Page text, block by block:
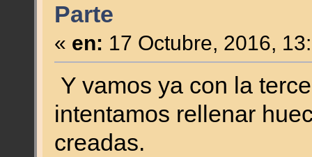
Parte
« en: 17 Octubre, 2016,
Y vamos ya con la
intentamos rellenar
creadas.